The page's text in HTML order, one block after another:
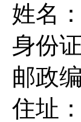
姓名：
身份
邮政
住址：